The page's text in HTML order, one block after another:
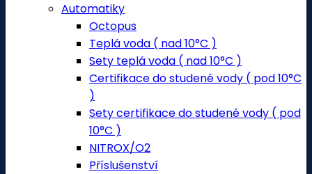
Automatiky
Octopus
Teplá voda ( nad 10°C )
Sety teplá voda ( nad 10°C )
Certifikace do studené vody ( pod 10°C
)
Sety certifikace do studené vody ( pod
10°C )
NITROX/O2
Příslušenství